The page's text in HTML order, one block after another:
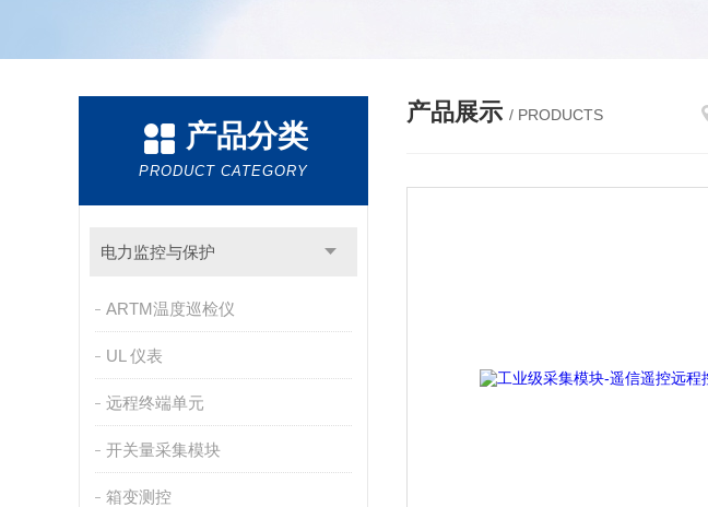
产品分类
PRODUCT CATEGORY
电力监控与保护
ARTM温度巡检仪
UL 仪表
远程终端单元
开关量采集模块
箱变测控
产品展示 / PRODUCTS